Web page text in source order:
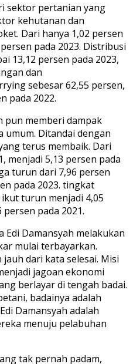
sektor pertanian yang
kehutanan dan
Dari hanya 1,02 persen
pada 2023. Distribusi
13,12 persen pada 2023,
dan
sebesar 62,55 persen,
pada 2022.
pun memberi dampak
umum. Ditandai dengan
terus membaik. Dari
menjadi 5,13 persen pada
turun dari 7,96 persen
pada 2023. tingkat
turun menjadi 4,05
pada 2021.
Edi Damansyah melakukan
mulai terbayarkan.
dari kata selesai. Misi
jagoan ekonomi
berlayar di tengah badai.
badainya adalah
Damansyah adalah
menuju pelabuhan
tak pernah padam,